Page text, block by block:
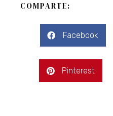
COMPARTE:
Facebook
Pinterest